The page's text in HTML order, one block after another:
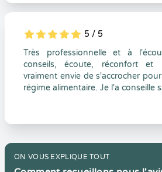
5
1
5
0 5 / 5
Très professionnelle et à
conseils, écoute, réconfort et
vraiment envie de s'accrocher
régime alimentaire. Je l'a conseille
ON VOUS EXPLIQUE TOUT